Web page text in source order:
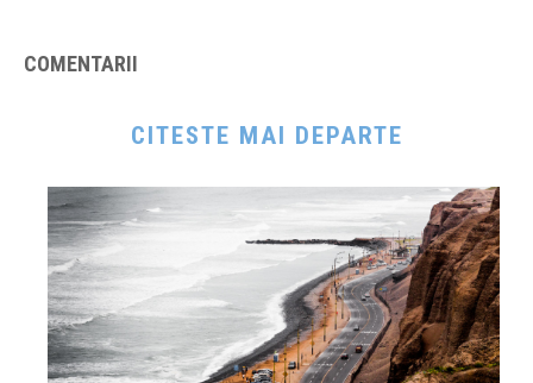
COMENTARII
CITESTE MAI DEPARTE